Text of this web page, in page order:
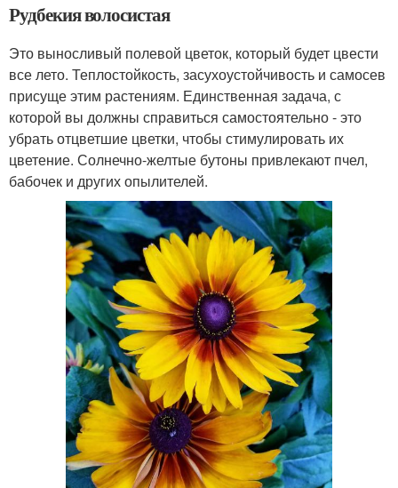
Рудбекия волосистая
Это выносливый полевой цветок, который будет цвести
все лето. Теплостойкость, засухоустойчивость и самосев
присуще этим растениям. Единственная задача, с
которой вы должны справиться самостоятельно - это
убрать отцветшие цветки, чтобы стимулировать их
цветение. Солнечно-желтые бутоны привлекают пчел,
бабочек и других опылителей.